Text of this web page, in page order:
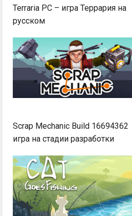
Terraria PC – игра Террария на
русском
Scrap Mechanic Build 16694362
игра на стадии разработки